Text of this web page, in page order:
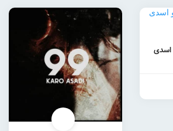
اسدی